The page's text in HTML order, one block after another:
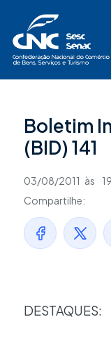
conteúdo
Boletim
(BID) 141
03/08/2011 às
Compartilhe:
DESTAQUES: